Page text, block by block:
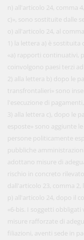
n) all'articolo 24, comma
c)», sono sostituite dalle
o) all'articolo 24, al
1) la lettera a) è sostituita
«a) rapporti continuativi,
coinvolgono paesi terzi
2) alla lettera b) dopo le
transfrontalieri» sono
l'esecuzione di
3) alla lettera c), dopo le
esposte» sono aggiunte
persone politicamente
pubbliche
adottano misure di
rischio in concreto
dall'articolo 23, comma 2,
p) all'articolo 24, dopo il
«6-bis. I soggetti
misure rafforzate di
filiazioni, aventi sede in